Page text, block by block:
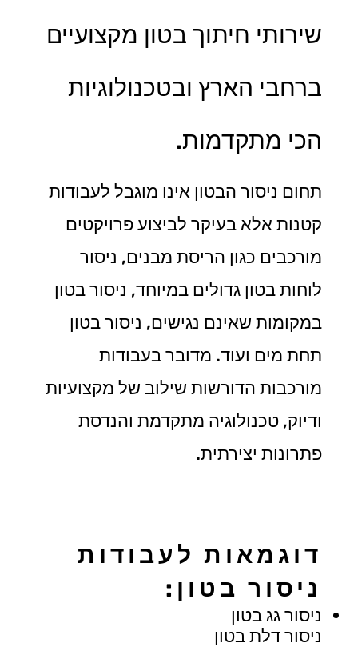
שירותי חיתוך בטון מקצועיים
ברחבי הארץ ובטכנולוגיות
הכי מתקדמות.
תחום ניסור הבטון אינו מוגבל לעבודות
קטנות אלא בעיקר לביצוע פרויקטים
מורכבים כגון הריסת מבנים, ניסור
לוחות בטון גדולים במיוחד, ניסור בטון
במקומות שאינם נגישים, ניסור בטון
תחת מים ועוד. מדובר בעבודות
מורכבות הדורשות שילוב של מקצועיות
ודיוק, טכנולוגיה מתקדמת והנדסת
פתרונות יצירתית.
דוגמאות לעבודות
ניסור בטון:
ניסור גג בטון
ניסור דלת בטון